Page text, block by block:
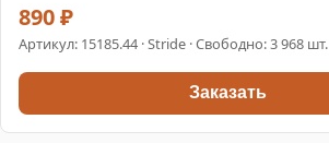
890 ₽
Артикул: 15185.44 · Stride · Свободно: 3 968 шт.
Заказать